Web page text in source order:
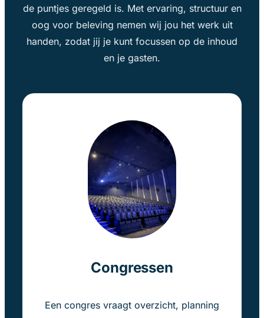
de puntjes geregeld is. Met ervaring, structuur en
oog voor beleving nemen wij jou het werk uit
handen, zodat jij je kunt focussen op de inhoud
en je gasten.
Congressen
Een congres vraagt overzicht, planning